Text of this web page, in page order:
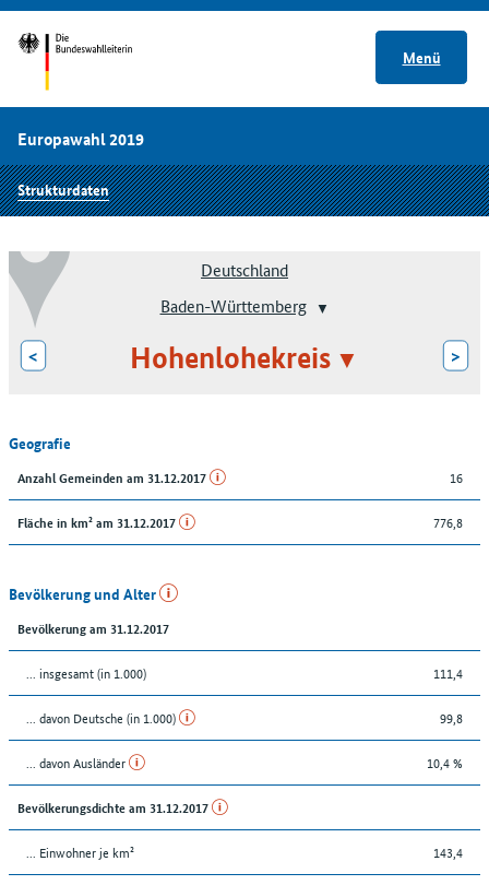
Menü
Europawahl 2019
Strukturdaten
Deutschland
Baden-Württemberg
< Hohenlohekreis >
Geografie
Anzahl Gemeinden am 31.12.2017 16
Fläche in km² am 31.12.2017 776,8
Bevölkerung und Alter
Bevölkerung am 31.12.2017
... insgesamt (in 1.000) 111,4
... davon Deutsche (in 1.000) 99,8
... davon Ausländer 10,4 %
Bevölkerungsdichte am 31.12.2017
... Einwohner je km² 143,4